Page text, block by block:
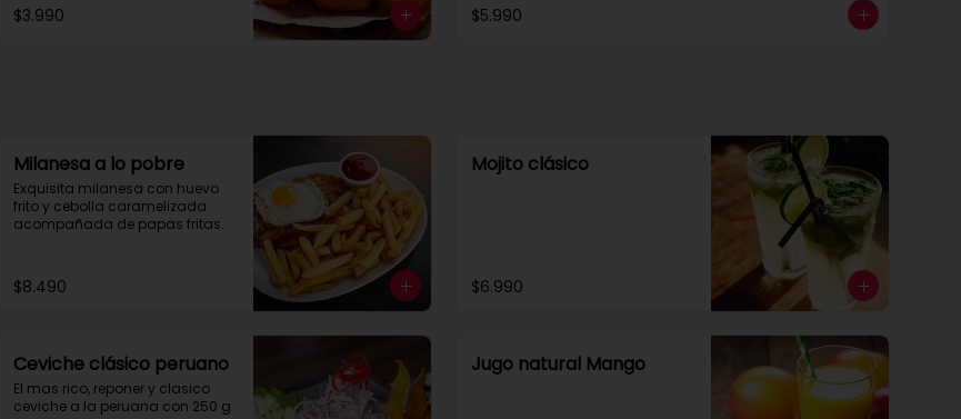
$3.990 $5.990
Milanesa a lo pobre
Exquisita milanesa con huevo
frito y cebolla caramelizada
acompañada de papas fritas.
$8.490
Mojito clásico
$6.990
Ceviche clásico peruano
El mas rico, reponer y clasico
ceviche a la peruana con 250 g
Jugo natural Mango